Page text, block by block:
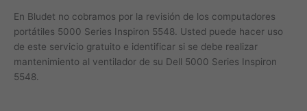
En Bludet no cobramos por la revisión de los computadores
portátiles 5000 Series Inspiron 5548. Usted puede hacer uso
de este servicio gratuito e identificar si se debe realizar
mantenimiento al ventilador de su Dell 5000 Series Inspiron
5548.